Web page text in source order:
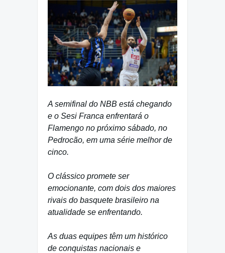
A semifinal do NBB está chegando
e o Sesi Franca enfrentará o
Flamengo no próximo sábado, no
Pedrocão, em uma série melhor de
cinco.
O clássico promete ser
emocionante, com dois dos maiores
rivais do basquete brasileiro na
atualidade se enfrentando.
As duas equipes têm um histórico
de conquistas nacionais e